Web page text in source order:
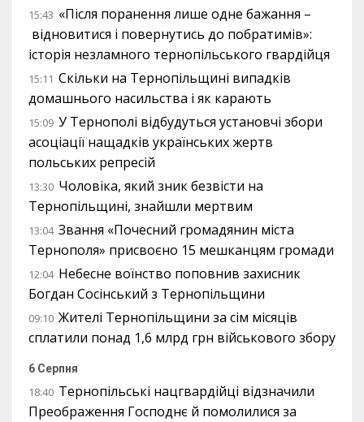
15:43 «Після поранення лише одне бажання –
відновитися і повернутись до побратимів»:
історія незламного тернопільського гвардійця
15:11 Скільки на Тернопільщині випадків
домашнього насильства і як карають
15:09 У Тернополі відбудуться установчі збори
асоціації нащадків українських жертв
польських репресій
13:30 Чоловіка, який зник безвісти на
Тернопільщині, знайшли мертвим
13:04 Звання «Почесний громадянин міста
Тернополя» присвоєно 15 мешканцям громади
12:04 Небесне воїнство поповнив захисник
Богдан Сосінський з Тернопільщини
09:10 Жителі Тернопільщини за сім місяців
сплатили понад 1,6 млрд грн військового збору
6 Серпня
18:40 Тернопільські нацгвардійці відзначили
Преображення Господнє й помолилися за